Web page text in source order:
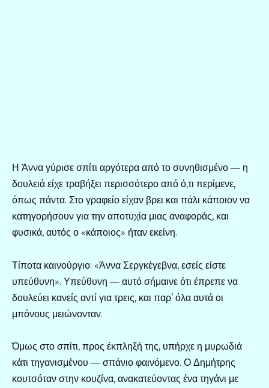
Η Άννα γύρισε σπίτι αργότερα από το συνηθισμένο — η
δουλειά είχε τραβήξει περισσότερο από ό,τι περίμενε,
όπως πάντα. Στο γραφείο είχαν βρει και πάλι κάποιον να
κατηγορήσουν για την αποτυχία μιας αναφοράς, και
φυσικά, αυτός ο «κάποιος» ήταν εκείνη.
Τίποτα καινούργιο: «Άννα Σεργκέγεβνα, εσείς είστε
υπεύθυνη». Υπεύθυνη — αυτό σήμαινε ότι έπρεπε να
δουλεύει κανείς αντί για τρεις, και παρ’ όλα αυτά οι
μπόνους μειώνονταν.
Όμως στο σπίτι, προς έκπληξή της, υπήρχε η μυρωδιά
κάτι τηγανισμένου — σπάνιο φαινόμενο. Ο Δημήτρης
κουτσόταν στην κουζίνα, ανακατεύοντας ένα τηγάνι με